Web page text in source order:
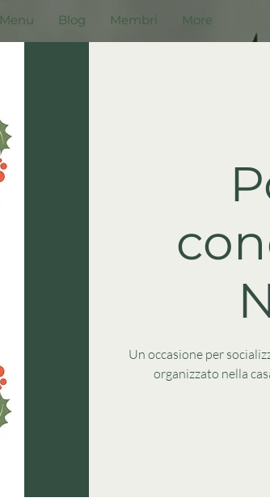
Menu Blog Membri More
Un occasione per
organizzato nella